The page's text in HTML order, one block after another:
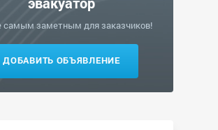
самым заметным для заказчиков!
ДОБАВИТЬ ОБЪЯВЛЕНИЕ